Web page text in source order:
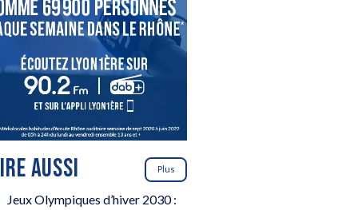
AUSSI Plus
Jeux Olympiques d’hiver 2030 :